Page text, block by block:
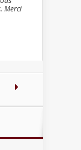
Merci